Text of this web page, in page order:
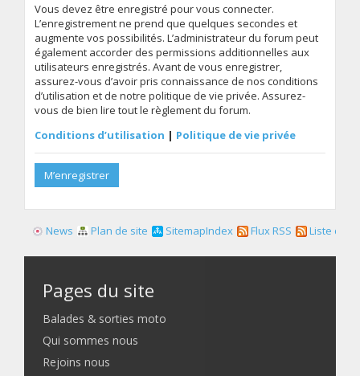
Vous devez être enregistré pour vous connecter.
L’enregistrement ne prend que quelques secondes et
augmente vos possibilités. L’administrateur du forum peut
également accorder des permissions additionnelles aux
utilisateurs enregistrés. Avant de vous enregistrer,
assurez-vous d’avoir pris connaissance de nos conditions
d’utilisation et de notre politique de vie privée. Assurez-
vous de bien lire tout le règlement du forum.
Conditions d’utilisation | Politique de vie privée
M’enregistrer
News Plan de site SitemapIndex Flux RSS Liste des
Pages du site
Balades & sorties moto
Qui sommes nous
Rejoins nous